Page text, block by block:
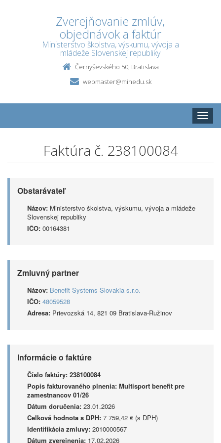
Zverejňovanie zmlúv,
objednávok a faktúr
Ministerstvo školstva, výskumu, vývoja a
mládeže Slovenskej republiky
Černyševského 50, Bratislava
webmaster@minedu.sk
Toggle
Faktúra č. 238100084
Obstarávateľ
Názov: Ministerstvo školstva, výskumu, vývoja a mládeže
Slovenskej republiky
IČO: 00164381
Zmluvný partner
Názov: Benefit Systems Slovakia s.r.o.
IČO: 48059528
Adresa: Prievozská 14, 821 09 Bratislava-Ružinov
Informácie o faktúre
Číslo faktúry: 238100084
Popis fakturovaného plnenia: Multisport benefit pre
zamestnancov 01/26
Dátum doručenia: 23.01.2026
Celková hodnota s DPH: 7 759,42 € (s DPH)
Identifikácia zmluvy: 2010000567
Dátum zverejnenia: 17.02.2026